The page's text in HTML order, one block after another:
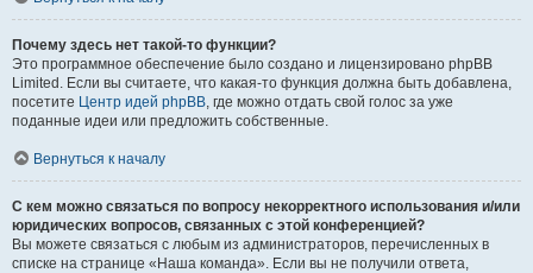
Почему здесь нет такой-то функции?
Это программное обеспечение было создано и лицензировано phpBB
Limited. Если вы считаете, что какая-то функция должна быть добавлена,
посетите Центр идей phpBB, где можно отдать свой голос за уже
поданные идеи или предложить собственные.
Вернуться к началу
С кем можно связаться по вопросу некорректного использования и/или
юридических вопросов, связанных с этой конференцией?
Вы можете связаться с любым из администраторов, перечисленных в
списке на странице «Наша команда». Если вы не получили ответа,